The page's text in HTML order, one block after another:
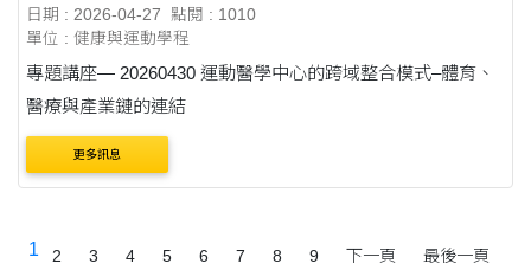
日期 : 2026-04-27
點閱 : 1010
單位 : 健康與運動學程
專題講座— 20260430 運動醫學中心的跨域整合模式–體育、
醫療與產業鏈的連結
更多訊息
1 2 3 4 5 6 7 8 9 下一頁 最後一頁